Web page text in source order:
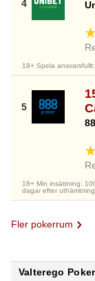
18+ Spela
18+ Min insättning:
dagar efter
Fler pokerrum
Valterego